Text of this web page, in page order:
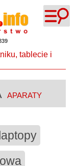
aparaty
laptopy